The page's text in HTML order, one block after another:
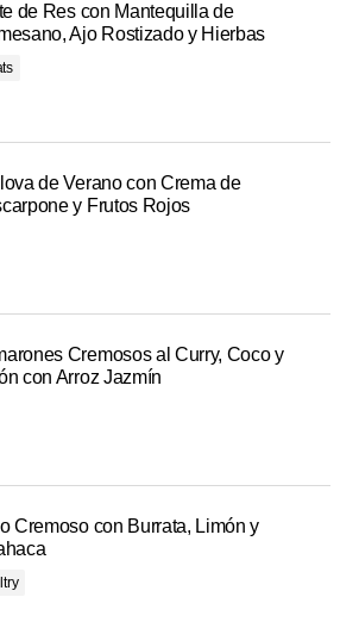
de Res con Mantequilla de
Ajo Rostizado y Hierbas
de Verano con Crema de
y Frutos Rojos
Cremosos al Curry, Coco y
con Arroz Jazmín
Cremoso con Burrata, Limón y